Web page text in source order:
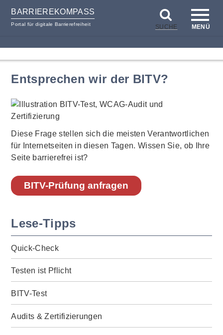
BARRIEREKOMPASS
Portal für digitale Barrierefreiheit SUCHE MENÜ
Entsprechen wir der BITV?
Diese Frage stellen sich die meisten Verantwortlichen
für Internetseiten in diesen Tagen. Wissen Sie, ob Ihre
Seite barrierefrei ist?
BITV-Prüfung anfragen
Lese-Tipps
Quick-Check
Testen ist Pflicht
BITV-Test
Audits & Zertifizierungen